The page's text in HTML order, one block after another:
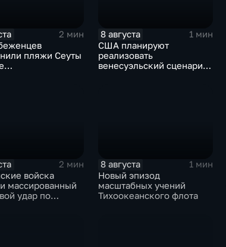
2 мин
пляжи Сеуты
8 августа
1 мин
США планируют
реализовать
венесуэльский сценарий
2 мин
войска
массированный
удар по
8 августа
1 мин
Новый эпизод
масштабных учений
Тихоокеанского флота